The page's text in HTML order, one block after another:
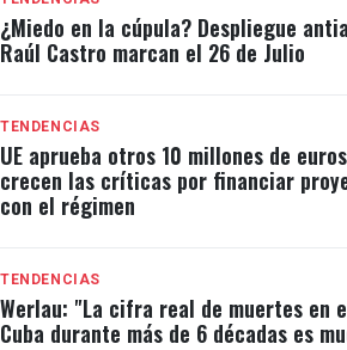
¿Miedo en la cúpula? Despliegue
Raúl Castro marcan el 26 de Julio
TENDENCIAS
UE aprueba otros 10 millones de
crecen las críticas por financiar
con el régimen
TENDENCIAS
Werlau: "La cifra real de muertes en
Cuba durante más de 6 décadas es